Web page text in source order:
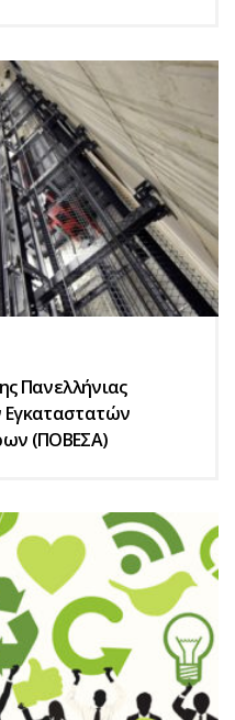
Πανελλήνιας
Εγκαταστατών
(ΠΟΒΕΣΑ)